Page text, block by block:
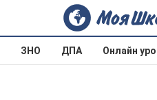
ЗНО ДПА Онлайн